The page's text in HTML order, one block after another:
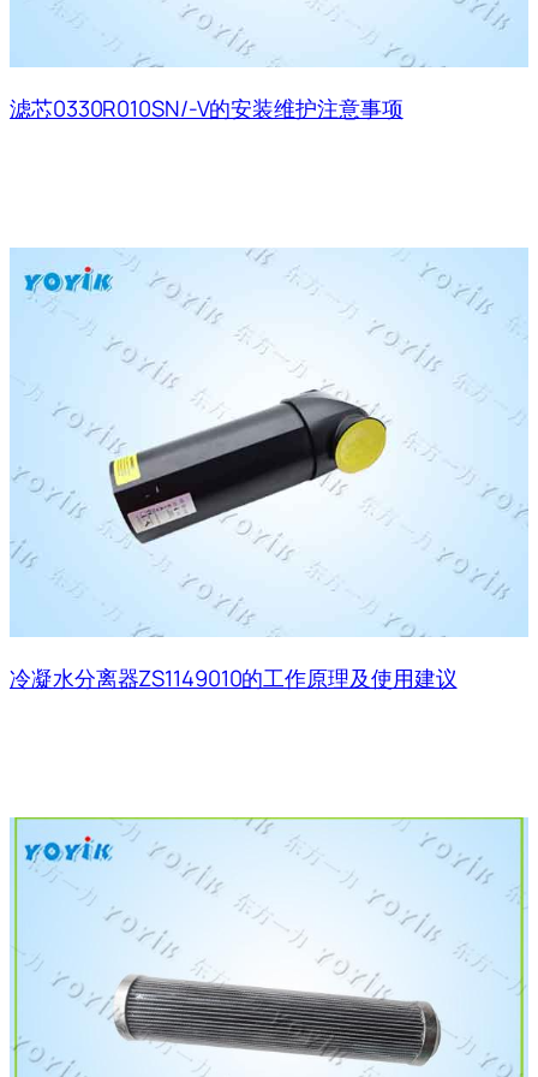
滤芯0330R010SN/-V的安装维护注意事项
冷凝水分离器ZS1149010的工作原理及使用建议